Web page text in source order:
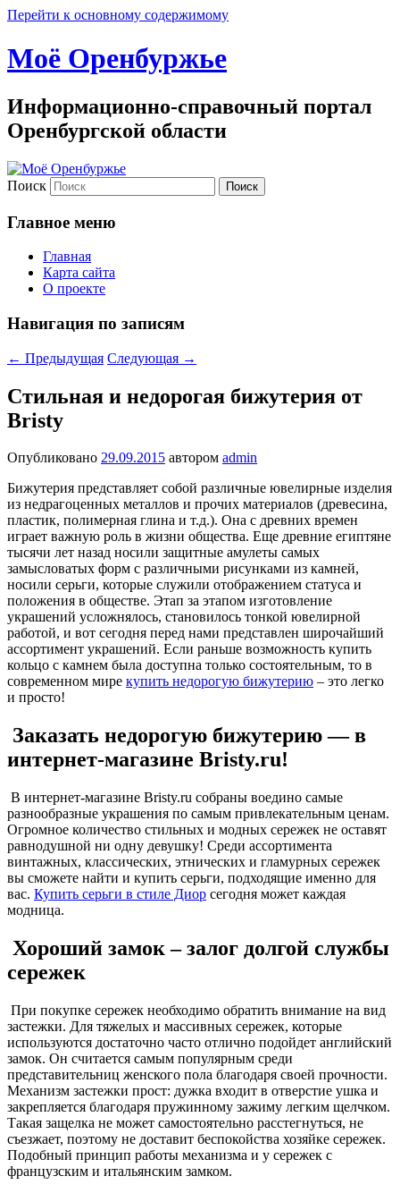
Перейти к основному содержимому
Моё Оренбуржье
Информационно-справочный портал
Оренбургской области
Поиск
Главное меню
Главная
Карта сайта
О проекте
Навигация по записям
← Предыдущая Следующая →
Стильная и недорогая бижутерия от
Bristy
Опубликовано 29.09.2015 автором admin
Бижутерия представляет собой различные ювелирные изделия
из недрагоценных металлов и прочих материалов (древесина,
пластик, полимерная глина и т.д.). Она с древних времен
играет важную роль в жизни общества. Еще древние египтяне
тысячи лет назад носили защитные амулеты самых
замысловатых форм с различными рисунками из камней,
носили серьги, которые служили отображением статуса и
положения в обществе. Этап за этапом изготовление
украшений усложнялось, становилось тонкой ювелирной
работой, и вот сегодня перед нами представлен широчайший
ассортимент украшений. Если раньше возможность купить
кольцо с камнем была доступна только состоятельным, то в
современном мире купить недорогую бижутерию – это легко
и просто!
Заказать недорогую бижутерию — в
интернет-магазине Bristy.ru!
В интернет-магазине Bristy.ru собраны воедино самые
разнообразные украшения по самым привлекательным ценам.
Огромное количество стильных и модных сережек не оставят
равнодушной ни одну девушку! Среди ассортимента
винтажных, классических, этнических и гламурных сережек
вы сможете найти и купить серьги, подходящие именно для
вас. Купить серьги в стиле Диор сегодня может каждая
модница.
Хороший замок – залог долгой службы
сережек
При покупке сережек необходимо обратить внимание на вид
застежки. Для тяжелых и массивных сережек, которые
используются достаточно часто отлично подойдет английский
замок. Он считается самым популярным среди
представительниц женского пола благодаря своей прочности.
Механизм застежки прост: дужка входит в отверстие ушка и
закрепляется благодаря пружинному зажиму легким щелчком.
Такая защелка не может самостоятельно расстегнуться, не
съезжает, поэтому не доставит беспокойства хозяйке сережек.
Подобный принцип работы механизма и у сережек с
французским и итальянским замком.